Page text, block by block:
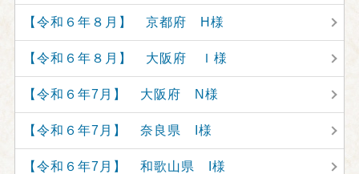
【令和６年８月】 京都府 H様
【令和６年８月】 大阪府 Ｉ様
【令和６年7月】 大阪府 N様
【令和６年7月】 奈良県 I様
【令和６年7月】 和歌山県 I様